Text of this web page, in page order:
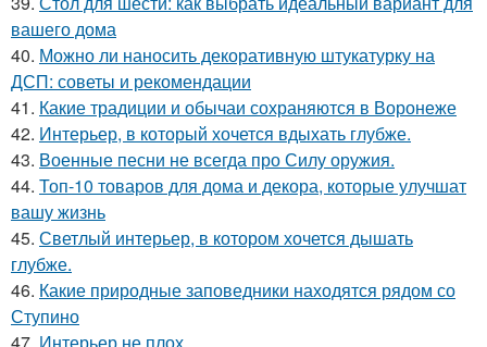
вашего дома
40. Можно ли наносить декоративную штукатурку на
ДСП: советы и рекомендации
41. Какие традиции и обычаи сохраняются в Воронеже
42. Интерьер, в который хочется вдыхать глубже.
43. Военные песни не всегда про Силу оружия.
44. Топ-10 товаров для дома и декора, которые улучшат
вашу жизнь
45. Светлый интерьер, в котором хочется дышать
глубже.
46. Какие природные заповедники находятся рядом со
Ступино
47. Интерьер не плох.